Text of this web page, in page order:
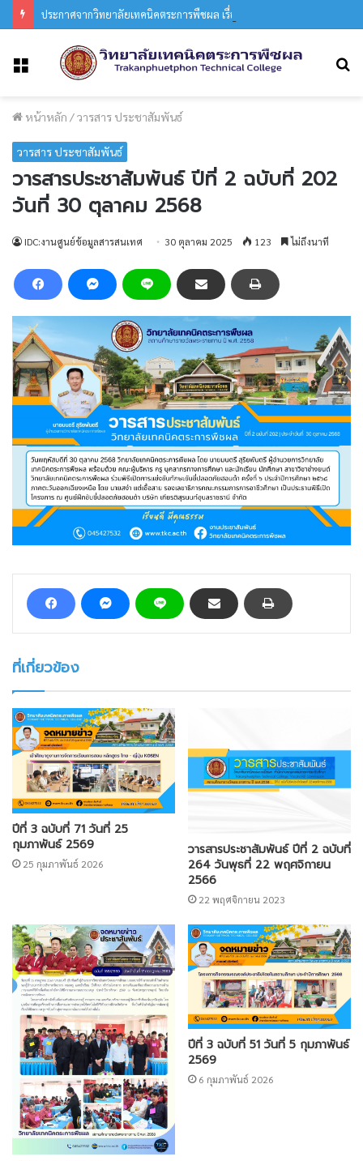
หน้าหลัก /วารสาร ประชาสัมพันธ์
วารสาร ประชาสัมพันธ์
วารสารประชาสัมพันธ์ ปีที่ 2 ฉบับที่ 202
วันที่ 30 ตุลาคม 2568
IDC:งานศูนย์ข้อมูลสารสนเทศ 30 ตุลาคม 2025 123 ไม่ถึงนาที
ที่เกี่ยวข้อง
ปีที่ 3 ฉบับที่ 71 วันที่ 25
กุมภาพันธ์ 2569
25 กุมภาพันธ์ 2026
วารสารประชาสัมพันธ์ ปีที่ 2 ฉบับที่
264 วันพุธที่ 22 พฤศจิกายน
2566
22 พฤศจิกายน 2023
ปีที่ 3 ฉบับที่ 51 วันที่ 5 กุมภาพันธ์
2569
6 กุมภาพันธ์ 2026